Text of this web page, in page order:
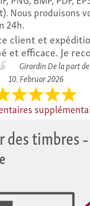
Nous produisons
24h.
client et
et efficace. Je
Girardin De la part
10. Februar 2026
des timbres